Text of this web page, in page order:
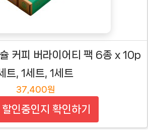
커피 버라이어티 팩 6종 x 10p
트, 1세트, 1세트
37,400원
인중인지 확인하기